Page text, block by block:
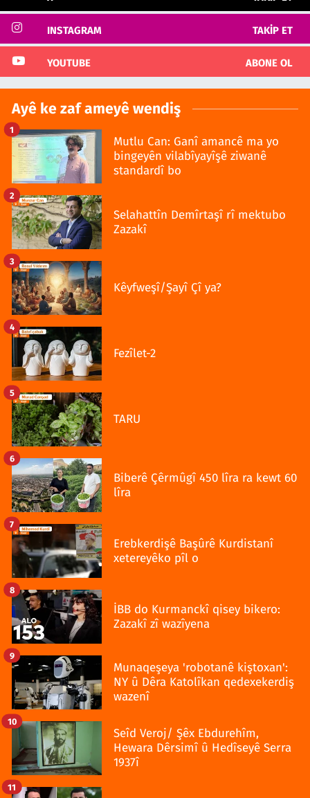
INSTAGRAM TAKIP ET
YOUTUBE ABONE OL
Ayê ke zaf ameyê wendiş
Mutlu Can: Ganî amancê ma yo
bingeyên vilabîyayîşê ziwanê
standardî bo
1
Selahattîn Demîrtaşî rî mektubo
Zazakî
2
Kêyfweşî/Şayî Çî ya?
3
Fezîlet-2
4
TARU
5
Biberê Çêrmûgî 450 lîra ra kewt 60
lîra
6
Erebkerdişê Başûrê Kurdistanî
xetereyêko pîl o
7
İBB do Kurmanckî qisey bikero:
Zazakî zî wazîyena
8
Munaqeşeya 'robotanê kiştoxan':
NY û Dêra Katolîkan qedexekerdiş
wazenî
9
Seîd Veroj/ Şêx Ebdurehîm,
Hewara Dêrsimî û Hedîseyê Serra
1937î
10
11